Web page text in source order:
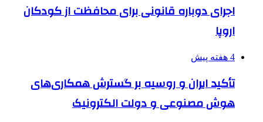
اجرای دوباره قانونی برای محافظت از کودکان
اروپا
4 هفته پیش
تأکید ایران و روسیه بر گسترش همکاری‌های
هوش مصنوعی و دولت الکترونیک